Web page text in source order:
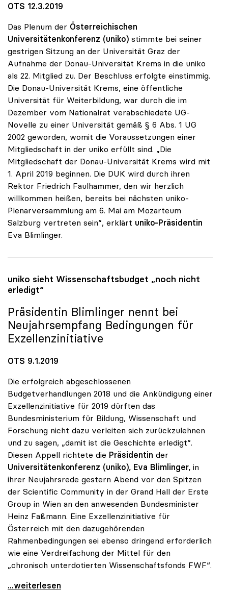
OTS 12.3.2019
Das Plenum der Österreichischen
Universitätenkonferenz (uniko) stimmte bei seiner
gestrigen Sitzung an der Universität Graz der
Aufnahme der Donau-Universität Krems in die uniko
als 22. Mitglied zu. Der Beschluss erfolgte einstimmig.
Die Donau-Universität Krems, eine öffentliche
Universität für Weiterbildung, war durch die im
Dezember vom Nationalrat verabschiedete UG-
Novelle zu einer Universität gemäß § 6 Abs. 1 UG
2002 geworden, womit die Voraussetzungen einer
Mitgliedschaft in der uniko erfüllt sind. „Die
Mitgliedschaft der Donau-Universität Krems wird mit
1. April 2019 beginnen. Die DUK wird durch ihren
Rektor Friedrich Faulhammer, den wir herzlich
willkommen heißen, bereits bei nächsten uniko-
Plenarversammlung am 6. Mai am Mozarteum
Salzburg vertreten sein“, erklärt uniko-Präsidentin
Eva Blimlinger.
uniko sieht Wissenschaftsbudget „noch nicht
erledigt“
Präsidentin Blimlinger nennt bei
Neujahrsempfang Bedingungen für
Exzellenzinitiative
OTS 9.1.2019
Die erfolgreich abgeschlossenen
Budgetverhandlungen 2018 und die Ankündigung einer
Exzellenzinitiative für 2019 dürften das
Bundesministerium für Bildung, Wissenschaft und
Forschung nicht dazu verleiten sich zurückzulehnen
und zu sagen, „damit ist die Geschichte erledigt“.
Diesen Appell richtete die Präsidentin der
Universitätenkonferenz (uniko), Eva Blimlinger, in
ihrer Neujahrsrede gestern Abend vor den Spitzen
der Scientific Community in der Grand Hall der Erste
Group in Wien an den anwesenden Bundesminister
Heinz Faßmann. Eine Exzellenzinitiative für
Österreich mit den dazugehörenden
Rahmenbedingungen sei ebenso dringend erforderlich
wie eine Verdreifachung der Mittel für den
„chronisch unterdotierten Wissenschaftsfonds FWF“.
uniko sieht Wissenschaftsbudget „noch nicht
...weiterlesen